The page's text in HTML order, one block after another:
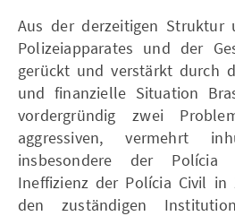
Aus der derzeitigen Struktur
Polizeiapparates und der
gerückt und verstärkt durch
und finanzielle Situation
vordergründig zwei
aggressiven, vermehrt
insbesondere der
Ineffizienz der Polícia Civil in
den zuständigen